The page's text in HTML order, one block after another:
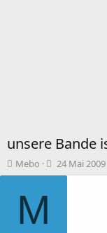
unsere Bande
T
h
m
n
Mebo
B
e
24 Mai 2009
M